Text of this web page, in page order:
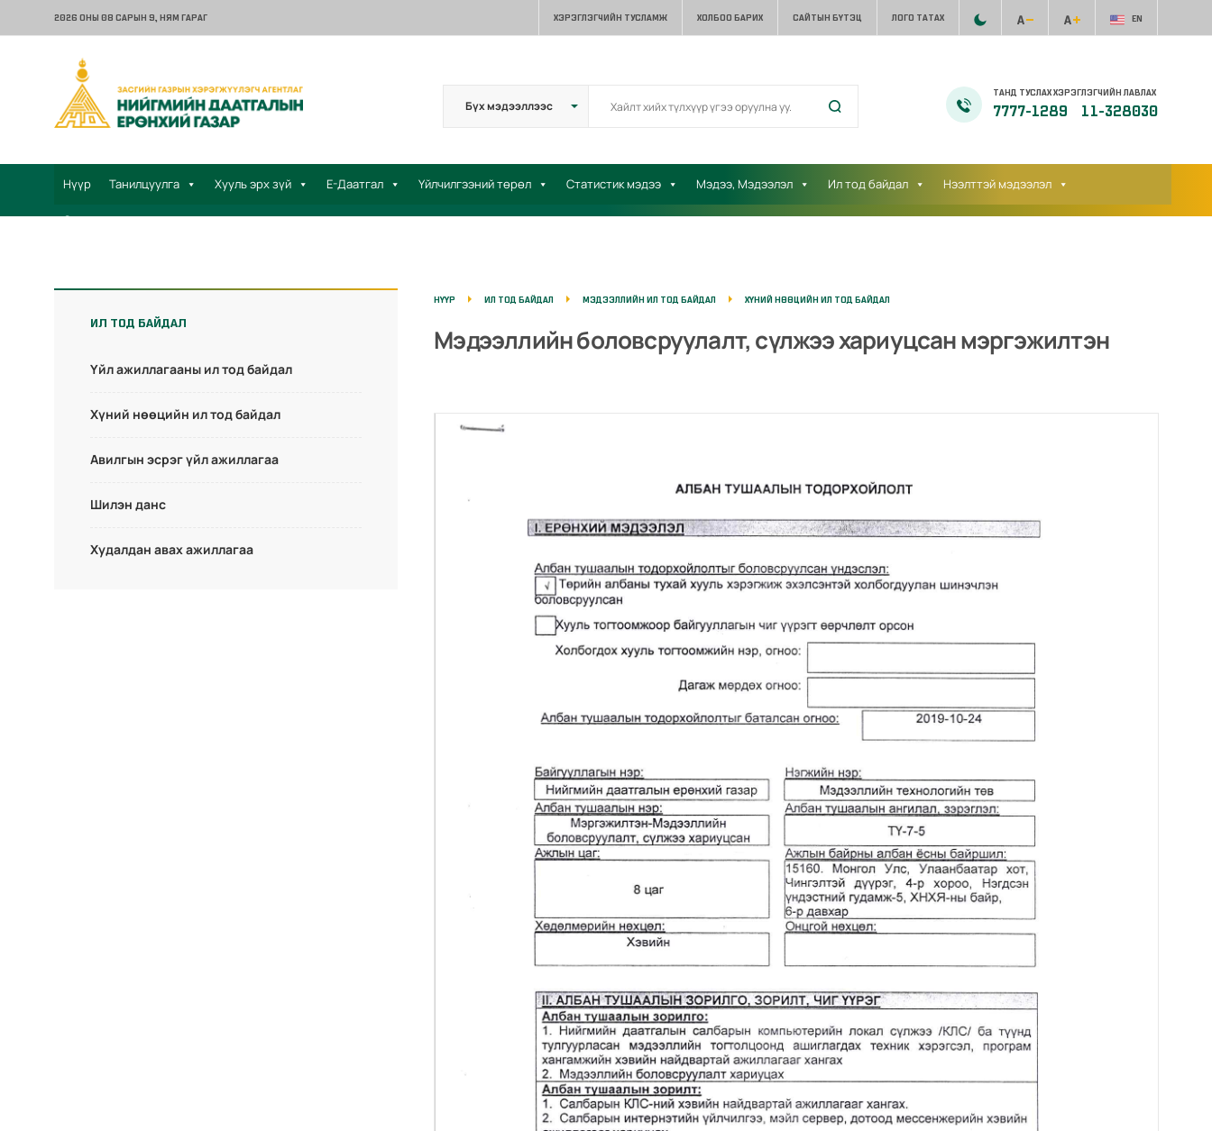
2026 ОНЫ 08 САРЫН 9, НЯМ ГАРАГ ХЭРЭГЛЭГЧИЙН ТУСЛАМЖ ХОЛБОО БАРИХ САЙТЫН БҮТЭЦ ЛОГО ТАТАХ EN
ТАНД ТУСЛАХ ХЭРЭГЛЭГЧИЙН ЛАВЛАХ
7777-1289 11-328030
Нүүр Танилцуулга Хууль эрх зүй Е-Даатгал Үйлчилгээний төрөл Статистик мэдээ Мэдээ, Мэдээлэл Ил тод байдал Нээлттэй мэдээлэл
Санал хүсэлт
ИЛ ТОД БАЙДАЛ
Үйл ажиллагааны ил тод байдал
Хүний нөөцийн ил тод байдал
Авилгын эсрэг үйл ажиллагаа
Шилэн данс
Худалдан авах ажиллагаа
НҮҮР ИЛ ТОД БАЙДАЛ МЭДЭЭЛЛИЙН ИЛ ТОД БАЙДАЛ ХҮНИЙ НӨӨЦИЙН ИЛ ТОД БАЙДАЛ
Мэдээллийн боловсруулалт, сүлжээ хариуцсан мэргэжилтэн